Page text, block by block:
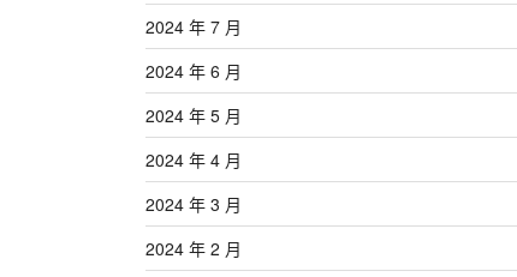
2024 年 7 月
2024 年 6 月
2024 年 5 月
2024 年 4 月
2024 年 3 月
2024 年 2 月